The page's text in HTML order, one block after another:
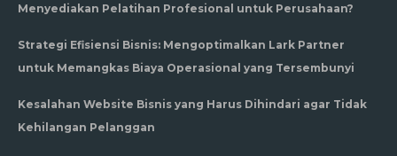
Menyediakan Pelatihan Profesional untuk Perusahaan?
Strategi Efisiensi Bisnis: Mengoptimalkan Lark Partner
untuk Memangkas Biaya Operasional yang Tersembunyi
Kesalahan Website Bisnis yang Harus Dihindari agar Tidak
Kehilangan Pelanggan